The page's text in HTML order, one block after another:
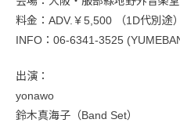
料金：ADV.￥5,500 （1D代別途）
INFO：06-6341-3525
出演：
yonawo
鈴木真海子（Band Set）